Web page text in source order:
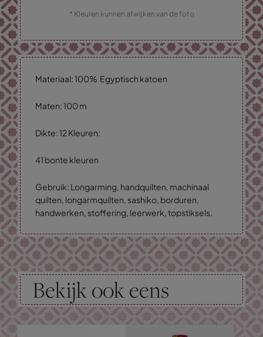
* Kleuren kunnen afwijken van de foto
Materiaal: 100% Egyptisch katoen
Maten: 100 m
Dikte: 12 Kleuren:
41 bonte kleuren
Gebruik: Longarming, handquilten, machinaal
quilten, longarmquilten, sashiko, borduren,
handwerken, stoffering, leerwerk, topstiksels.
Bekijk ook eens